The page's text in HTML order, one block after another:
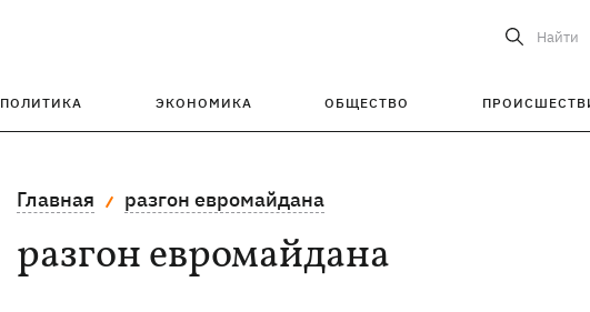
Найти
ПОЛИТИКА ЭКОНОМИКА ОБЩЕСТВО
Главная разгон евромайдана
разгон евромайдана